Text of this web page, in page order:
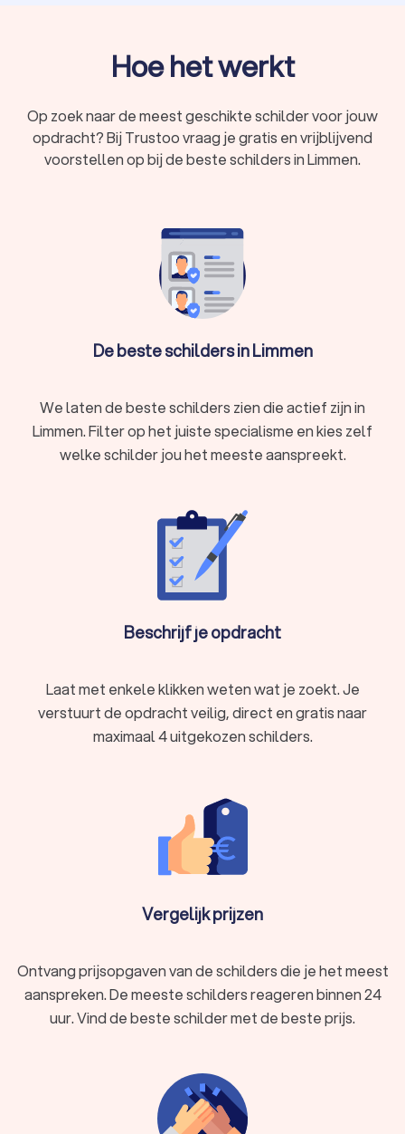
Hoe het werkt
Op zoek naar de meest geschikte schilder voor jouw
opdracht? Bij Trustoo vraag je gratis en vrijblijvend
voorstellen op bij de beste schilders in Limmen.
De beste schilders in Limmen
We laten de beste schilders zien die actief zijn in
Limmen. Filter op het juiste specialisme en kies zelf
welke schilder jou het meeste aanspreekt.
Beschrijf je opdracht
Laat met enkele klikken weten wat je zoekt. Je
verstuurt de opdracht veilig, direct en gratis naar
maximaal 4 uitgekozen schilders.
Vergelijk prijzen
Ontvang prijsopgaven van de schilders die je het meest
aanspreken. De meeste schilders reageren binnen 24
uur. Vind de beste schilder met de beste prijs.